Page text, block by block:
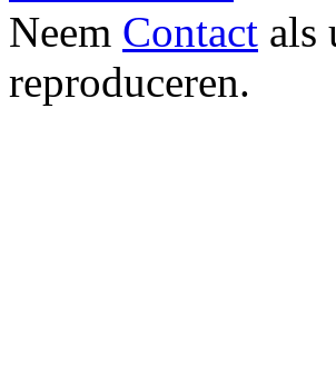
Neem Contact als
reproduceren.